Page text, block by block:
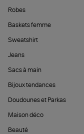
Robes
Baskets femme
Sweatshirt
Jeans
Sacs à main
Bijoux tendances
Doudounes et Parkas
Maison déco
Beauté